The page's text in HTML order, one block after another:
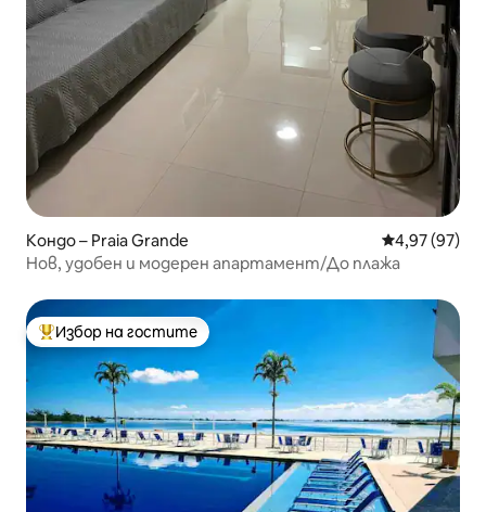
Кондо – Praia Grande Средна
4,97 (97)
Нов, удобен и модерен апартамент/До плажа
Най-популярен избор на гостите
Избор на гостите